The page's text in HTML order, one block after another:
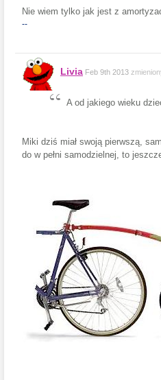
Nie wiem tylko jak jest z
--
Livia Feb 9th 2013
A od jakiego wieku
Miki dziś miał swoją pierwszą,
do w pełni samodzielnej, to